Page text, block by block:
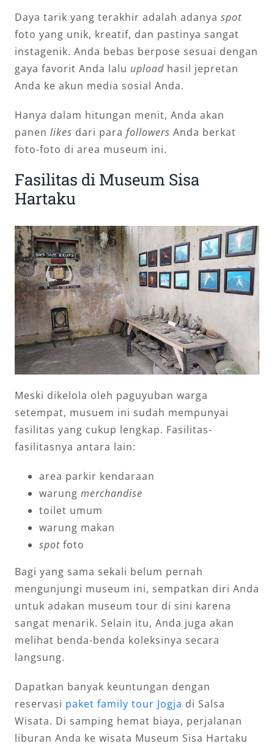
Daya tarik yang terakhir adalah adanya spot
foto yang unik, kreatif, dan pastinya sangat
instagenik. Anda bebas berpose sesuai dengan
gaya favorit Anda lalu uploadhasil jepretan
Anda ke akun media sosial Anda.
Hanya dalam hitungan menit, Anda akan
panen likes dari para followers Anda berkat
foto-foto di area museum ini.
Fasilitas di Museum Sisa
Hartaku
Meski dikelola oleh paguyuban warga
setempat, musuem ini sudah mempunyai
fasilitas yang cukup lengkap. Fasilitas-
fasilitasnya antara lain:
area parkir kendaraan
warung merchandise
toilet umum
warung makan
spotfoto
Bagi yang sama sekali belum pernah
mengunjungi museum ini, sempatkan diri Anda
untuk adakan museum tour di sini karena
sangat menarik. Selain itu, Anda juga akan
melihat benda-benda koleksinya secara
langsung.
Dapatkan banyak keuntungan dengan
reservasi paket family tour Jogja di Salsa
Wisata. Di samping hemat biaya, perjalanan
liburan Anda ke wisata Museum Sisa Hartaku